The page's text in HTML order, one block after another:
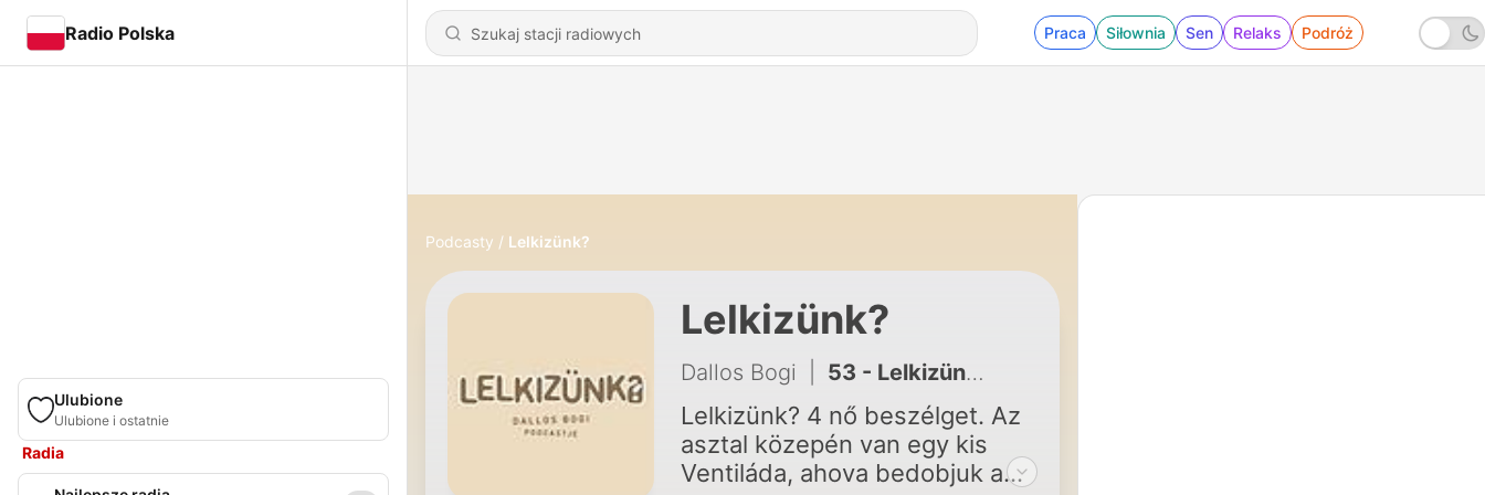
Radio Polska Praca Siłownia Sen Relaks Podróż
Ulubione
Ulubione i ostatnie
Radia
Podcasty Lelkizünk?
Lelkizünk?
Dallos Bogi 53 - Lelkizünk? Campus special - Alkalmazkodás a változásokhoz + nézői Q&A
Lelkizünk? 4 nő beszélget. Az
asztal közepén van egy kis
Ventiláda, ahova bedobjuk a